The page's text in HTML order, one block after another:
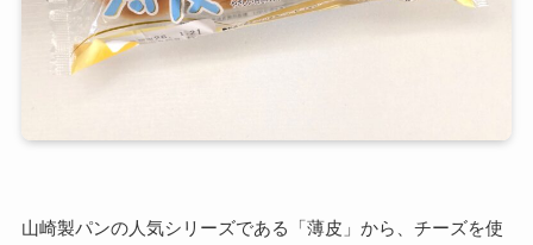
山崎製パンの人気シリーズである「薄皮」から、チーズを使